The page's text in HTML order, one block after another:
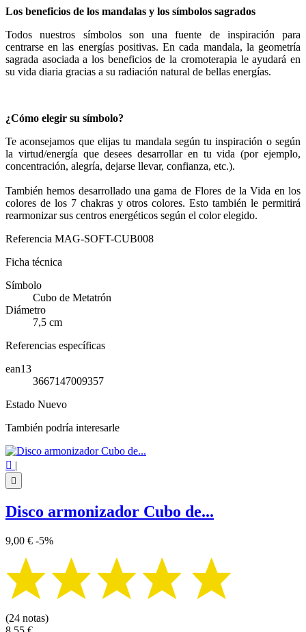
Los beneficios de los mandalas y los símbolos sagrados
Todos nuestros símbolos son una fuente de inspiración para
centrarse en las energías positivas. En cada mandala, la geometría
sagrada asociada a los beneficios de la cromoterapia le ayudará en
su vida diaria gracias a su radiación natural de bellas energías.
¿Cómo elegir su símbolo?
Te aconsejamos que elijas tu mandala según tu inspiración o según
la virtud/energía que desees desarrollar en tu vida (por ejemplo,
concentración, alegría, dejarse llevar, confianza, etc.).
También hemos desarrollado una gama de Flores de la Vida en los
colores de los 7 chakras y otros colores. Esto también le permitirá
rearmonizar sus centros energéticos según el color elegido.
Referencia MAG-SOFT-CUB008
Ficha técnica
Símbolo
Cubo de Metatrón
Diámetro
7,5 cm
Referencias específicas
ean13
3667147009357
Estado Nuevo
También podría interesarle
 |

Disco armonizador Cubo de...
9,00 € -5%
(24 notas)